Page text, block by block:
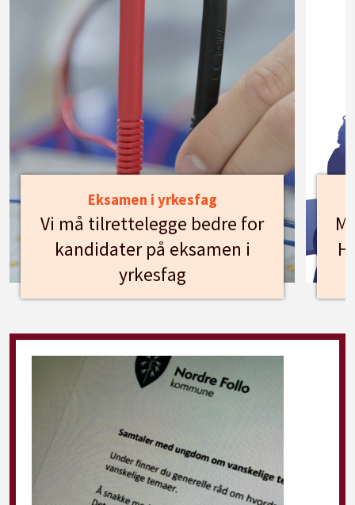
Eksamen i yrkesfag
Vi må tilrettelegge bedre for
kandidater på eksamen i
yrkesfag